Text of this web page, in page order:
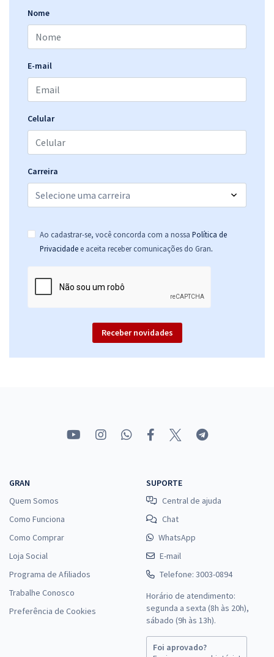
Nome
E-mail
Celular
Carreira
Ao cadastrar-se, você concorda com a nossa Política de
Privacidade e aceita receber comunicações do Gran.
Receber novidades
GRAN
Quem Somos
Como Funciona
Como Comprar
Loja Social
Programa de Afiliados
Trabalhe Conosco
Preferência de Cookies
SUPORTE
Central de ajuda
Chat
WhatsApp
E-mail
Telefone: 3003-0894
Horário de atendimento:
segunda a sexta (8h às 20h),
sábado (9h às 13h).
Foi aprovado?